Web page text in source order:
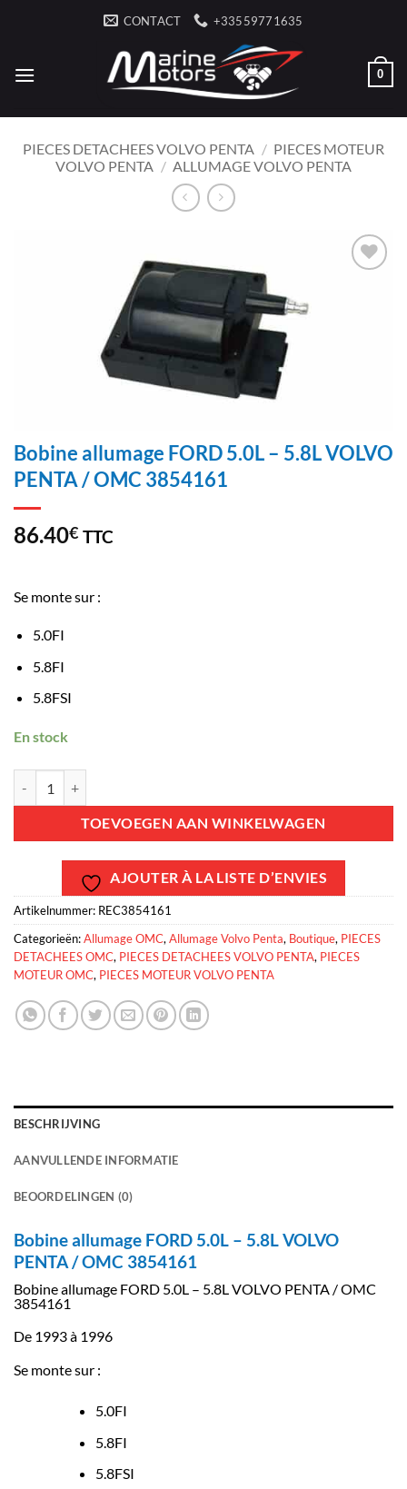
CONTACT +33559771635
0
PIECES DETACHEES VOLVO PENTA / PIECES MOTEUR
VOLVO PENTA / ALLUMAGE VOLVO PENTA
Bobine allumage FORD 5.0L – 5.8L VOLVO
PENTA / OMC 3854161
86.40€ TTC
Se monte sur :
5.0FI
5.8FI
5.8FSI
En stock
TOEVOEGEN AAN WINKELWAGEN
AJOUTER À LA LISTE D’ENVIES
Artikelnummer: REC3854161
Categorieën:Allumage OMC, Allumage Volvo Penta, Boutique, PIECES
DETACHEES OMC, PIECES DETACHEES VOLVO PENTA, PIECES
MOTEUR OMC, PIECES MOTEUR VOLVO PENTA
BESCHRIJVING
AANVULLENDE INFORMATIE
BEOORDELINGEN (0)
Bobine allumage FORD 5.0L – 5.8L VOLVO
PENTA / OMC 3854161
Bobine allumage FORD 5.0L – 5.8L VOLVO PENTA / OMC
3854161
De 1993 à 1996
Se monte sur :
5.0FI
5.8FI
5.8FSI